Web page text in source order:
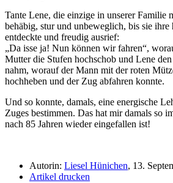
Tante Lene, die einzige in unserer Familie
behäbig, stur und unbeweglich, bis sie ihre
entdeckte und freudig ausrief:
Da isse ja! Nun können wir fahren ,
Mutter die Stufen hochschob und Lene
nahm, worauf der Mann mit der roten
hochheben und der Zug abfahren konnte.
Und so konnte, damals, eine energische
Zuges bestimmen. Das hat mir damals so
nach 85 Jahren wieder eingefallen ist!
Autorin: Liesel Hünichen, 13.
Artikel drucken